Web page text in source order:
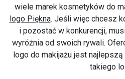
wiele marek kosmetyków do
logo Piękna. Jeśli więc chcesz
i pozostać w konkurencji,
wyróżnia od swoich rywali.
logo do makijażu jest
takiego